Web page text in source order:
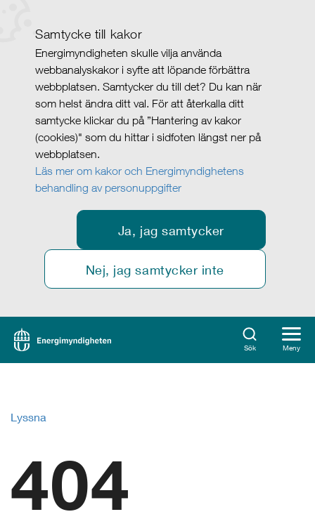
Samtycke till kakor
Energimyndigheten skulle vilja använda
webbanalyskakor i syfte att löpande förbättra
webbplatsen. Samtycker du till det? Du kan när
som helst ändra ditt val. För att återkalla ditt
samtycke klickar du på ”Hantering av kakor
(cookies)" som du hittar i sidfoten längst ner på
webbplatsen.
Läs mer om kakor och Energimyndighetens
behandling av personuppgifter
Ja, jag samtycker
Nej, jag samtycker inte
Sök Meny
Lyssna
404